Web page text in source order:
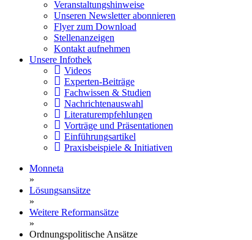
Veranstaltungshinweise
Unseren Newsletter abonnieren
Flyer zum Download
Stellenanzeigen
Kontakt aufnehmen
Unsere Infothek
Videos
Experten-Beiträge
Fachwissen & Studien
Nachrichtenauswahl
Literaturempfehlungen
Vorträge und Präsentationen
Einführungsartikel
Praxisbeispiele & Initiativen
Monneta
»
Lösungsansätze
»
Weitere Reformansätze
»
Ordnungspolitische Ansätze